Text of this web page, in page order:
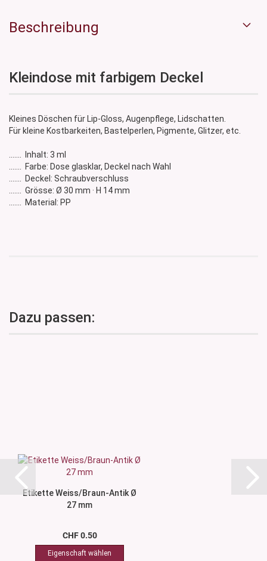
Beschreibung
Kleindose mit farbigem Deckel
Kleines Döschen für Lip-Gloss, Augenpflege, Lidschatten.
Für kleine Kostbarkeiten, Bastelperlen, Pigmente, Glitzer, etc.
....... Inhalt: 3 ml
....... Farbe: Dose glasklar, Deckel nach Wahl
....... Deckel: Schraubverschluss
....... Grösse: Ø 30 mm · H 14 mm
....... Material: PP
Dazu passen:
Etikette Weiss/Braun-Antik Ø
27 mm
CHF 0.50